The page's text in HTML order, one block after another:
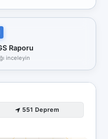
Raporu
inceleyin
551 Deprem